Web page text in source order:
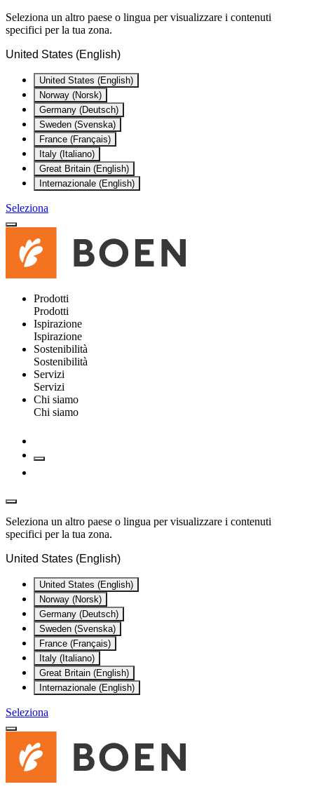
Seleziona un altro paese o lingua per visualizzare i contenuti
specifici per la tua zona.
United States (English)
United States (English)
Norway (Norsk)
Germany (Deutsch)
Sweden (Svenska)
France (Français)
Italy (Italiano)
Great Britain (English)
Internazionale (English)
Seleziona
Prodotti
Prodotti
Ispirazione
Ispirazione
Sostenibilità
Sostenibilità
Servizi
Servizi
Chi siamo
Chi siamo
Seleziona un altro paese o lingua per visualizzare i contenuti
specifici per la tua zona.
United States (English)
United States (English)
Norway (Norsk)
Germany (Deutsch)
Sweden (Svenska)
France (Français)
Italy (Italiano)
Great Britain (English)
Internazionale (English)
Seleziona